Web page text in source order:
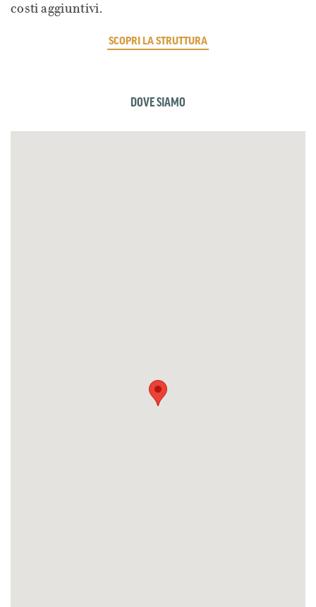
costi aggiuntivi.
SCOPRI LA STRUTTURA
DOVE SIAMO